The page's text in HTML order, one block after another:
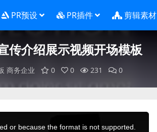
PR预设 PR插件 剪辑素材
传介绍展示视频开场模板
商务企业 0 0 231 0
or because the format is not supported.